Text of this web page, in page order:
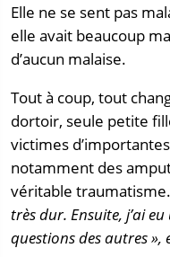
Elle ne se sent pas
elle avait beaucoup
d’aucun malaise.
Tout à coup, tout
dortoir, seule petite
victimes
notamment des
véritable
très dur. Ensuite, j’ai
questions des autres »,